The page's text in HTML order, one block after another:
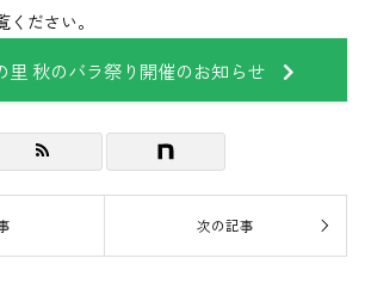
ださい。
里 秋のバラ祭り開催のお知らせ